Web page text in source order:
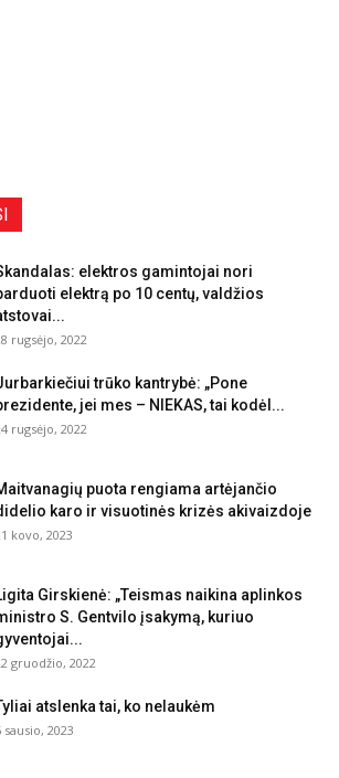
elektros gamintojai nori
elektrą po 10 centų, valdžios
rugsėjo, 2022
trūko kantrybė: „Pone
jei mes – NIEKAS, tai kodėl...
rugsėjo, 2022
puota rengiama artėjančio
karo ir visuotinės krizės akivaizdoje
kovo, 2023
Girskienė: „Teismas naikina aplinkos
S. Gentvilo įsakymą, kuriuo
gruodžio, 2022
atslenka tai, ko nelaukėm
sausio, 2023